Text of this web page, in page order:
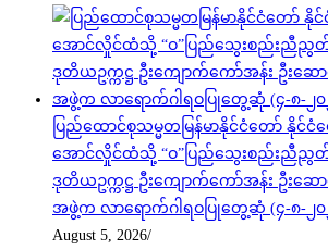
ပြည်ထောင်စုသမ္မတမြန်မာနိုင်ငံတော် နိုင်ငံ
အောင်လှိုင်ထံသို့ “ဝ”ပြည်သွေးစည်းညီညွတ်ရ
ဒုတိယဥက္ကဋ္ဌ ဦးကျောက်ကော်အန်း ဦး
အဖွဲ့က လာရောက်ဂါရဝပြုတွေ့ဆုံ (၄-၈-၂၀
August 5, 2026/